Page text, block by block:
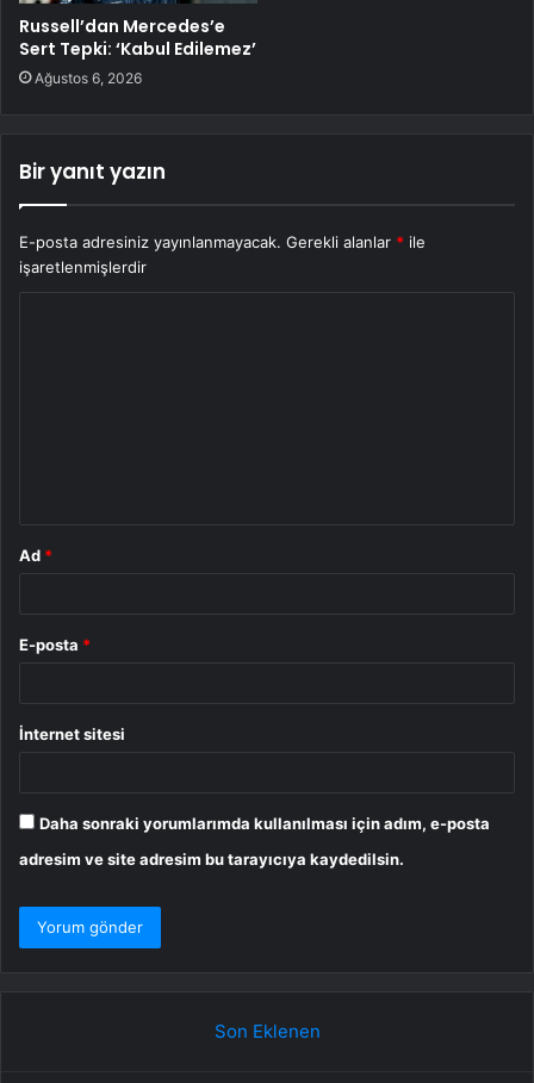
Russell’dan Mercedes’e
Sert Tepki: ‘Kabul Edilemez’
Ağustos 6, 2026
Bir yanıt yazın
E-posta adresiniz yayınlanmayacak. Gerekli alanlar * ile
işaretlenmişlerdir
Ad *
E-posta *
İnternet sitesi
Daha sonraki yorumlarımda kullanılması için adım, e-posta
adresim ve site adresim bu tarayıcıya kaydedilsin.
Son Eklenen